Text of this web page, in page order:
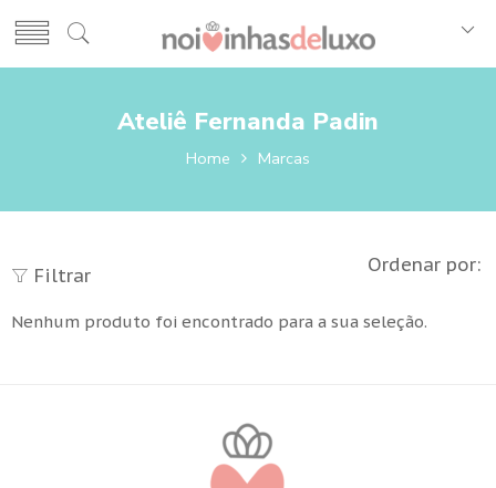
Ateliê Fernanda Padin
Home Marcas
Filtrar Ordenar por:
Nenhum produto foi encontrado para a sua seleção.